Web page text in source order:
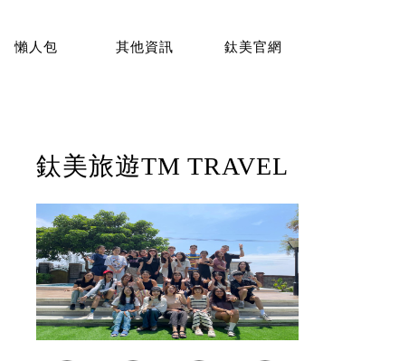
懶人包 其他資訊 鈦美官網
鈦美旅遊TM TRAVEL